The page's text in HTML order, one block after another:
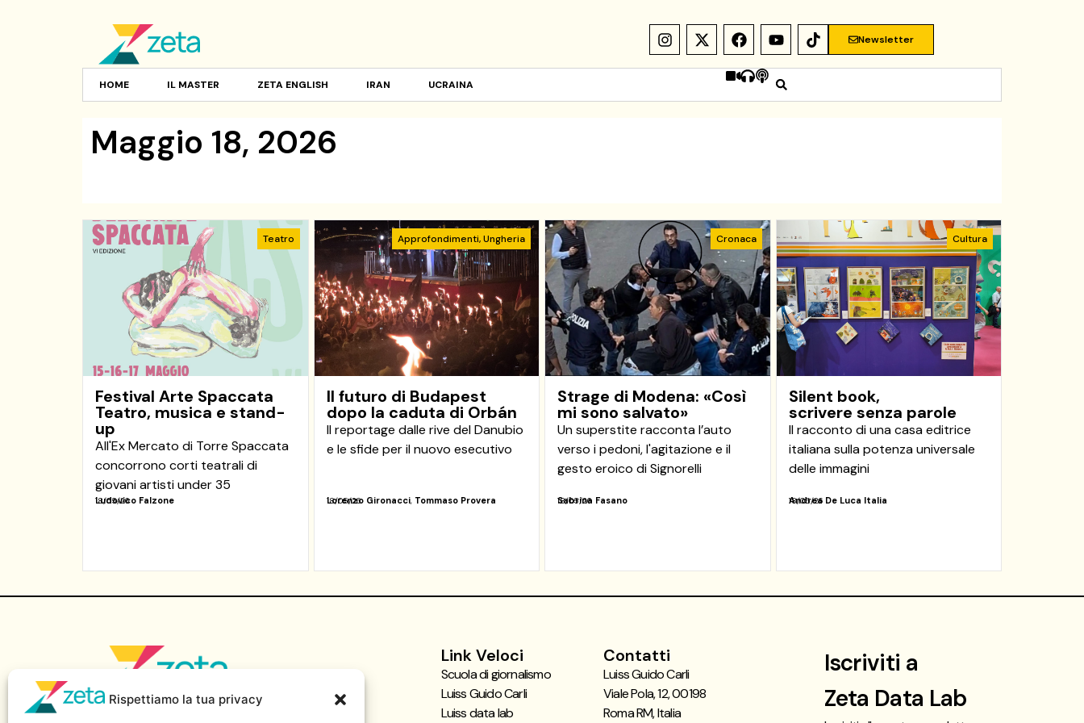
Rispettiamo la tua privacy
Newsletter
HOME IL MASTER ZETA ENGLISH IRAN UCRAINA
Maggio 18, 2026
Teatro
Festival Arte Spaccata
Teatro, musica e stand-
up
All'Ex Mercato di Torre Spaccata
concorrono corti teatrali di
giovani artisti under 35
18/05/26
Ludovico Falzone
Approfondimenti,Ungheria
Il futuro di Budapest
dopo la caduta di Orbán
Il reportage dalle rive del Danubio
e le sfide per il nuovo esecutivo
18/05/26
Lorenzo Gironacci, Tommaso Provera
Cronaca
Strage di Modena: «Così
mi sono salvato»
Un superstite racconta l’auto
verso i pedoni, l'agitazione e il
gesto eroico di Signorelli
18/05/26
Sabrina Fasano
Cultura
Silent book,
scrivere senza parole
Il racconto di una casa editrice
italiana sulla potenza universale
delle immagini
18/05/26
Andrea De Luca Italia
Sito di informazione della Scuola Superiore di Giornalismo
Link Veloci
Scuola di giornalismo
Luiss Guido Carli
Luiss data lab
Contatti
Luiss Guido Carli
Viale Pola, 12, 00198
Roma RM, Italia
Iscriviti a
Zeta Data Lab